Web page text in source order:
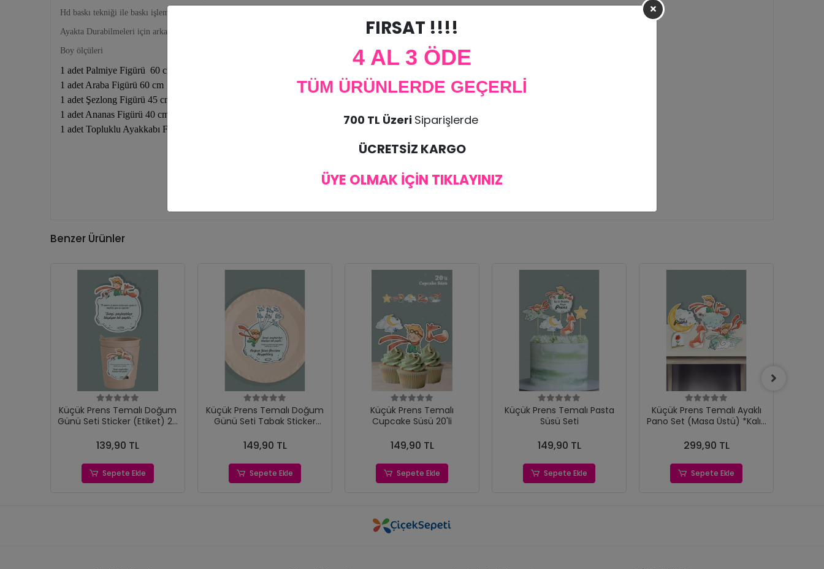
Hd baskı tekniği ile baskı işlemi gerçekleştirilmiştir.
Ayakta Durabilmeleri için arkalarında ayak mekanizması bulunmaktadır.
Boy ölçüleri
1 adet Palmiye Figürü 60 cm
1 adet Araba Figürü 60 cm
1 adet Şezlong Figürü 45 cm
1 adet Ananas Figürü 40 cm
1 adet Topluklu Ayakkabı Figürü 35 cm
Benzer Ürünler
Küçük Prens Temalı Doğum
Günü Seti Sticker (Etiket) 20
139,90 TL
Sepete Ekle
Küçük Prens Temalı Doğum
Günü Seti Tabak Sticker
149,90 TL
Sepete Ekle
Küçük Prens Temalı
Cupcake Süsü 20'li
149,90 TL
Sepete Ekle
Küçük Prens Temalı Pasta
Süsü Seti
149,90 TL
Sepete Ekle
Küçük Prens Temalı Ayaklı
Pano Set (Masa Üstü) *Kalın
299,90 TL
Sepete Ekle
FIRSAT !!!!
4 AL 3 ÖDE
TÜM ÜRÜNLERDE GEÇERLİ
700 TL Üzeri Siparişlerde
ÜCRETSİZ KARGO
ÜYE OLMAK İÇİN TIKLAYINIZ